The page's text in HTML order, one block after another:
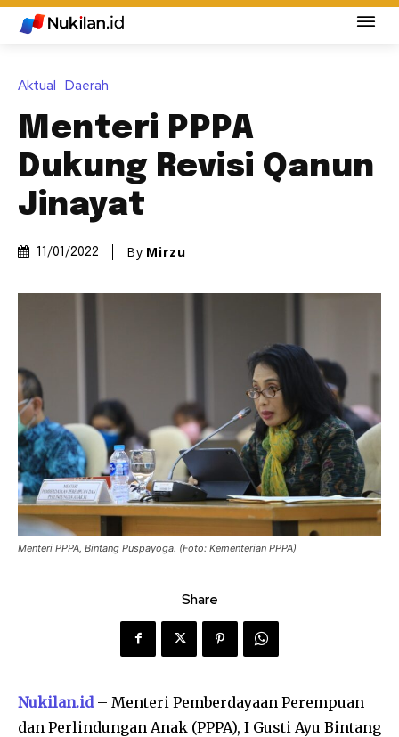
Aktual Daerah
Menteri PPPA
Dukung Revisi Qanun
Jinayat
11/01/2022 By Mirzu
Menteri PPPA, Bintang Puspayoga. (Foto: Kementerian PPPA)
Share
Nukilan.id– Menteri Pemberdayaan Perempuan
dan Perlindungan Anak (PPPA), I Gusti Ayu Bintang